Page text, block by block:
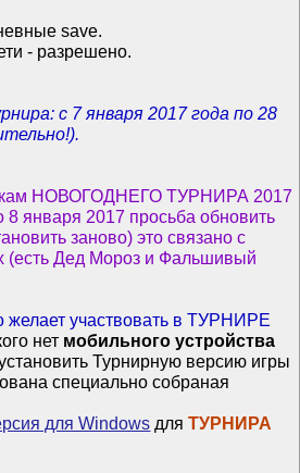
save.
- разрешено.
с 7 января 2017 года по 28
НОВОГОДНЕГО ТУРНИРА 2017
8 января 2017 просьба обновить
заново) это связано с
(есть Дед Мороз и Фальшивый
желает участвовать в ТУРНИРЕ
нет мобильного устройства
Турнирную версию игры
специально сoбраная
для Windows дляТУРНИРА